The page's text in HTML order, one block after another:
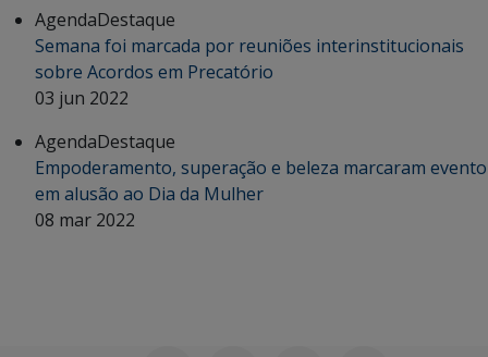
AgendaDestaque
Semana foi marcada por reuniões interinstitucionais
sobre Acordos em Precatório
03 jun 2022
AgendaDestaque
Empoderamento, superação e beleza marcaram evento
em alusão ao Dia da Mulher
08 mar 2022